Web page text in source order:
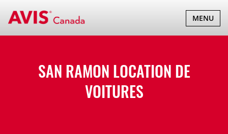
BASCULER
LA
MENU
SAN RAMON LOCATION DE
VOITURES